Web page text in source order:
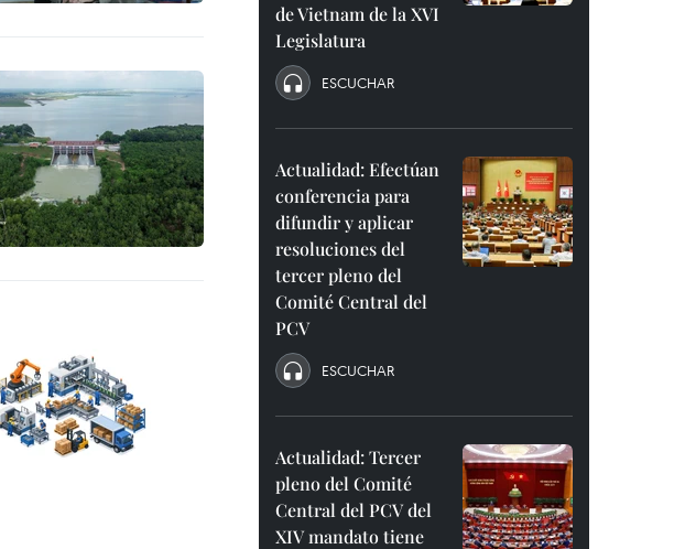
de Vietnam de la XVI
Legislatura
ESCUCHAR
Actualidad: Efectúan
conferencia para
difundir y aplicar
resoluciones del
tercer pleno del
Comité Central del
PCV
ESCUCHAR
Actualidad: Tercer
pleno del Comité
Central del PCV del
XIV mandato tiene